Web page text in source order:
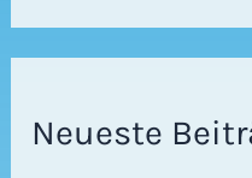
Neueste